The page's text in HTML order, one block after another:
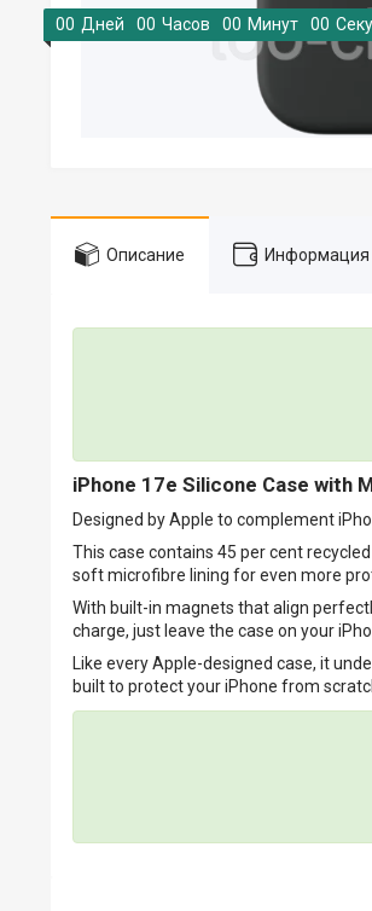
00 Дней 00 Часов 00 Минут 00
Описание Информация
iPhone 17e Silicone Case with
Designed by Apple to complement
This case contains 45 per cent
soft microfibre lining for even more
With built-in magnets that align
charge, just leave the case on your
Like every Apple-designed case, it
built to protect your iPhone from